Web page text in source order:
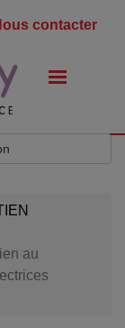
contacter
au